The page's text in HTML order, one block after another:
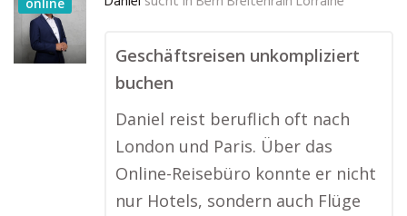
online
Geschäftsreisen unkompliziert
buchen
Daniel reist beruflich oft nach
London und Paris. Über das
Online-Reisebüro konnte er nicht
nur Hotels, sondern auch Flüge